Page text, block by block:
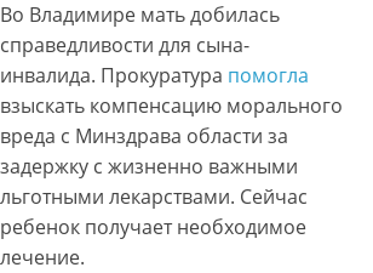
Во Владимире мать добилась
справедливости для сына-
инвалида. Прокуратура помогла
взыскать компенсацию морального
вреда с Минздрава области за
задержку с жизненно важными
льготными лекарствами. Сейчас
ребенок получает необходимое
лечение.